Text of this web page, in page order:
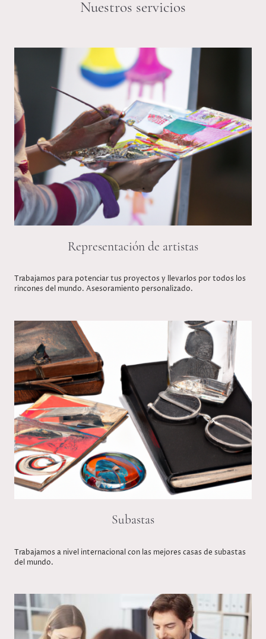
Nuestros servicios
Representación de artistas
Trabajamos para potenciar tus proyectos y llevarlos por todos los
rincones del mundo. Asesoramiento personalizado.
Subastas
Trabajamos a nivel internacional con las mejores casas de subastas
del mundo.